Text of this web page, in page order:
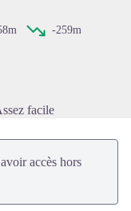
-259m
facile
accès hors